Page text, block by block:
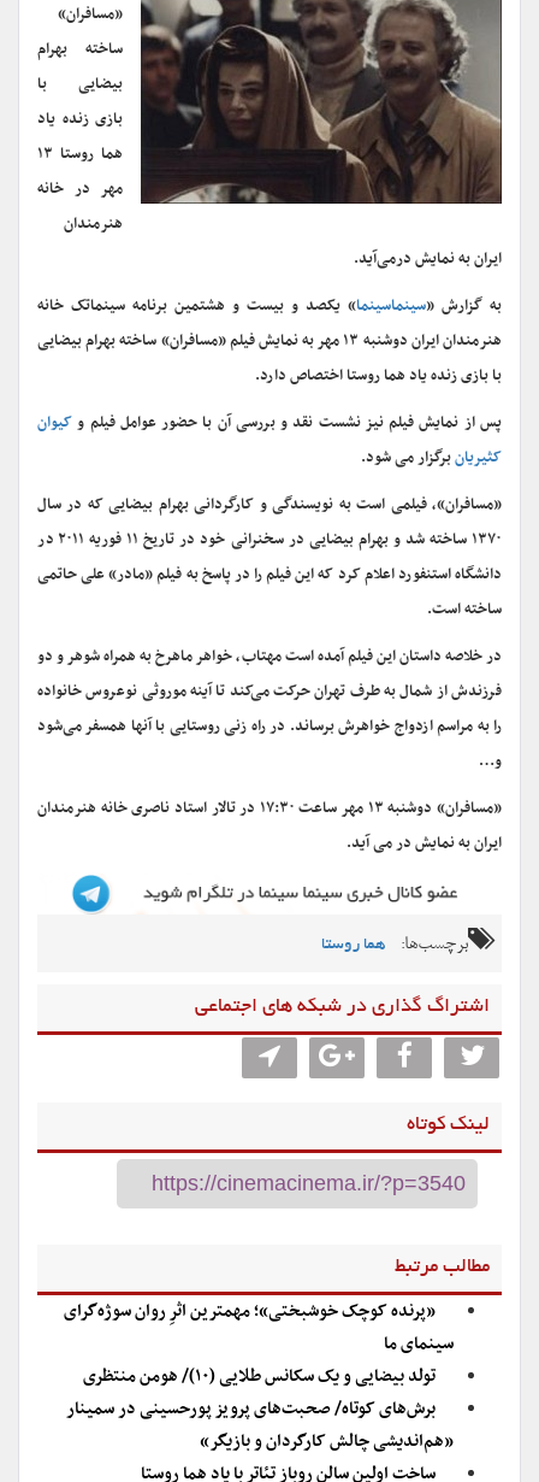
«مسافران»
ساخته بهرام
بیضایی با
بازی زنده یاد
هما روستا ۱۳
مهر در خانه
هنرمندان
ایران به نمایش درمی‌آید.
به گزارش «سینماسینما» یکصد و بیست و هشتمین برنامه سینماتک خانه
هنرمندان ایران دوشنبه ۱۳ مهر به نمایش فیلم «مسافران» ساخته بهرام بیضایی
با بازی زنده یاد هما روستا اختصاص دارد.
پس از نمایش فیلم نیز نشست نقد و بررسی آن با حضور عوامل فیلم وکیوان
کثیریانبرگزار می شود.
«مسافران»، فیلمی است به نویسندگی و کارگردانی بهرام بیضایی که در سال
۱۳۷۰ ساخته شد و بهرام بیضایی در سخنرانی خود در تاریخ ۱۱ فوریه ۲۰۱۱ در
دانشگاه استنفورد اعلام کرد که این فیلم را در پاسخ به فیلم «مادر» علی حاتمی
ساخته است.
در خلاصه داستان این فیلم آمده است مهتاب، خواهر ماهرخ به همراه شوهر و دو
فرزندش از شمال به طرف تهران حرکت می‌کند تا آینه موروثی نوعروس خانواده
را به مراسم ازدواج خواهرش برساند. در راه زنی روستایی با آنها همسفر می‌شود
و…
«مسافران» دوشنبه ۱۳ مهر ساعت ۱۷:۳۰ در تالار استاد ناصری خانه هنرمندان
ایران به نمایش در می آید.
برچسب‌ها: هما روستا
اشتراگ گذاری در شبکه های اجتماعی
لینک کوتاه
مطالب مرتبط
«پرنده کوچک خوشبختی»؛ مهمترین اثرِ روان سوژه‌گرای
سینمای ما
تولد بیضایی و یک سکانس طلایی (۱۰)/ هومن منتظری
برش‌های کوتاه/ صحبت‌های پرویز پورحسینی در سمینار
«هم‌اندیشی چالش کارگردان و بازیگر»
ساخت اولین سالن روباز تئاتر با یاد هما روستا